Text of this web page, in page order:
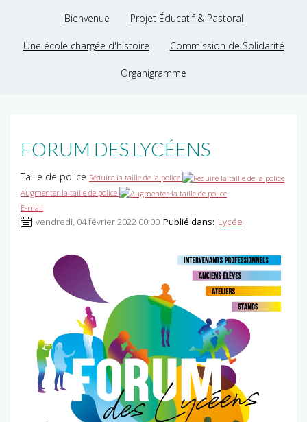
Bienvenue Projet Éducatif & Pastoral
Une école chargée d'histoire Commission de Solidarité
Organigramme
FORUM DES LYCÉENS
Taille de police Réduire la taille de la police
Augmenter la taille de police
E-mail
vendredi, 04 février 2022 00:00 Publié dans: Lycée